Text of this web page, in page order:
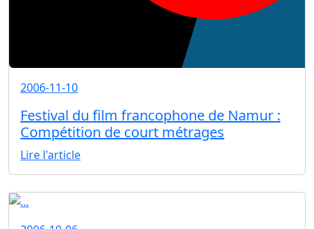
2006-11-10
Festival du film francophone de Namur :
Compétition de court métrages
Lire l'article